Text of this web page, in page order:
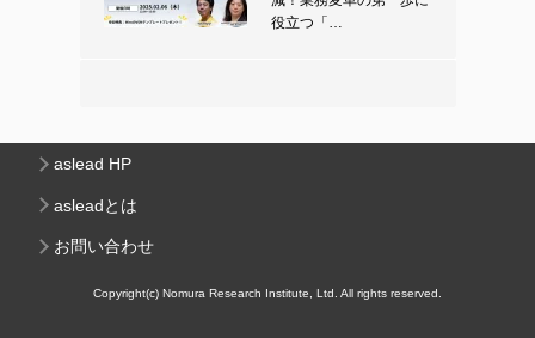
役立つ「…
aslead HP
asleadとは
お問い合わせ
Copyright(c) Nomura Research Institute, Ltd. All rights reserved.